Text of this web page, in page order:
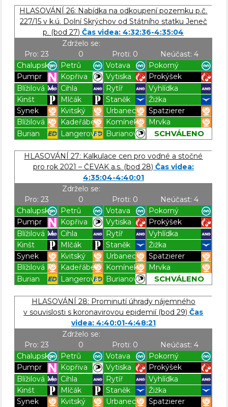
HLASOVÁNÍ 26: Nabídka na odkoupení pozemku p.č.
227/15 v k.ú. Dolní Skrýchov od Státního statku Jeneč
p. (bod 27) Čas videa: 4:32:36-4:35:04
Pro: 23
Zdrželo se:
0
Proti: 0
Neúčast: 4
Chalupský
Petrů Votava
Pokorný
Pumpr
Kopřiva Vytiska
Prokýšek
Blížilová M. Cihla Rytíř
Vyhlídka
Kinšt
Mlčák Staněk
Žižka
Synek
Kvitský Urbanec
Spatzierer
Blížilová P.
Kadeřábek Komínek
Mrvka
Burian
Langerová Burianová SCHVÁLENO
HLASOVÁNÍ 27: Kalkulace cen pro vodné a stočné
pro rok 2021 – ČEVAK a.s. (bod 28) Čas videa:
4:35:04-4:40:01
Pro: 23
Zdrželo se:
0
Proti: 0
Neúčast: 4
Chalupský
Petrů Votava
Pokorný
Pumpr
Kopřiva Vytiska
Prokýšek
Blížilová M. Cihla Rytíř
Vyhlídka
Kinšt
Mlčák Staněk
Žižka
Synek
Kvitský Urbanec
Spatzierer
Blížilová P.
Kadeřábek Komínek
Mrvka
Burian
Langerová Burianová SCHVÁLENO
HLASOVÁNÍ 28: Prominutí úhrady nájemného
v souvislosti s koronavirovou epidemií (bod 29) Čas
videa: 4:40:01-4:48:21
Pro: 23
Zdrželo se:
0
Proti: 0
Neúčast: 4
Chalupský
Petrů Votava
Pokorný
Pumpr
Kopřiva Vytiska
Prokýšek
Blížilová M. Cihla Rytíř
Vyhlídka
Kinšt
Mlčák Staněk
Žižka
Synek
Kvitský Urbanec
Spatzierer